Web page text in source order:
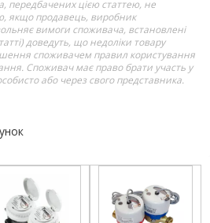
передбачених цією статтею, не
якщо продавець, виробник
вимоги споживача, встановлені
доведуть, що недоліки товару
споживачем правил користування
Споживач має право брати участь у
або через свого представника.